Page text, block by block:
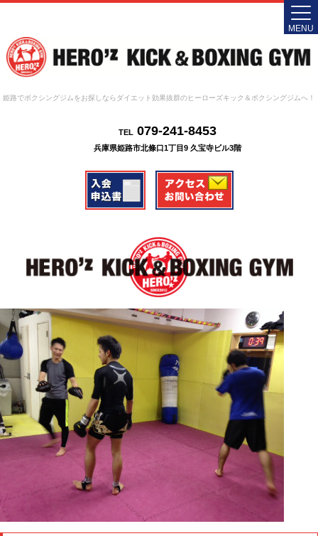
姫路でボクシングジムをお探しならダイエット効果抜群のヒーローズキック＆ボクシングジムへ！
TEL079-241-8453
兵庫県姫路市北條口1丁目9 久宝寺ビル3階
MENU